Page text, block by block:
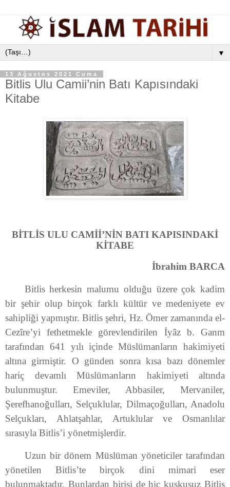
▼
13 Ağustos 2021 Cuma
Bitlis Ulu Camii’nin Batı Kapısındaki
Kitabe
BİTLİS ULU CAMİİ’NİN BATI KAPISINDAKİ
KİTABE
İbrahim BARCA
Bitlis herkesin malumu olduğu üzere çok kadim
bir şehir olup birçok farklı kültür ve medeniyete ev
sahipliği yapmıştır. Bitlis şehri, Hz. Ömer zamanında el-
Cezîre’yi fethetmekle görevlendirilen İyâz b. Ganm
tarafından 641 yılı içinde Müslümanların hakimiyeti
altına girmiştir. O günden sonra kısa bazı dönemler
hariç devamlı Müslümanların hakimiyeti altında
bulunmuştur. Emeviler, Abbasiler, Mervaniler,
Şerefhanoğulları, Selçuklular, Dilmaçoğulları, Anadolu
Selçukları, Ahlatşahlar, Artuklular ve Osmanlılar
sırasıyla Bitlis’i yönetmişlerdir.
Uzun bir dönem Müslüman yöneticiler tarafından
yönetilen Bitlis’te birçok dini mimari eser
bulunmaktadır. Bunlardan birisi de hiç kuşkusuz Bitlis